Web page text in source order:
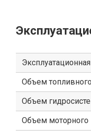
Объем
Объем
Объем